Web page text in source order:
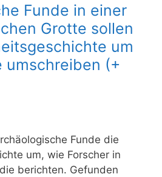
Funde in einer
Grotte sollen
um
umschreiben (+
Funde die
um, wie Forscher in
berichten. Gefunden